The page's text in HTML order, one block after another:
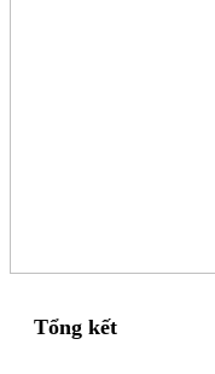
Tổng kết